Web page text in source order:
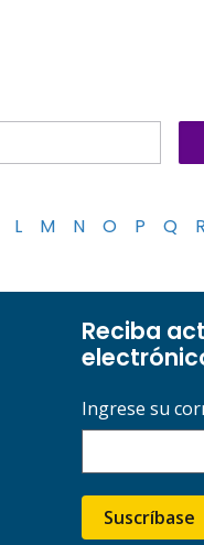
L M N O P Q R
Reciba
Ingrese su
Suscríbase